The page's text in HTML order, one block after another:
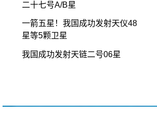
二十七号A/B星
一箭五星！我国成功发射天仪48
星等5颗卫星
我国成功发射天链二号06星